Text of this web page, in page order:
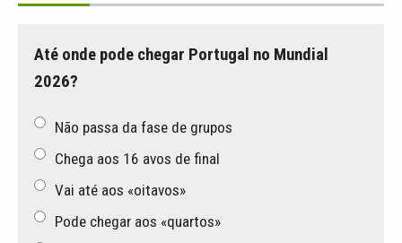
Até onde pode chegar Portugal no Mundial
2026?
Não passa da fase de grupos
Chega aos 16 avos de final
Vai até aos «oitavos»
Pode chegar aos «quartos»